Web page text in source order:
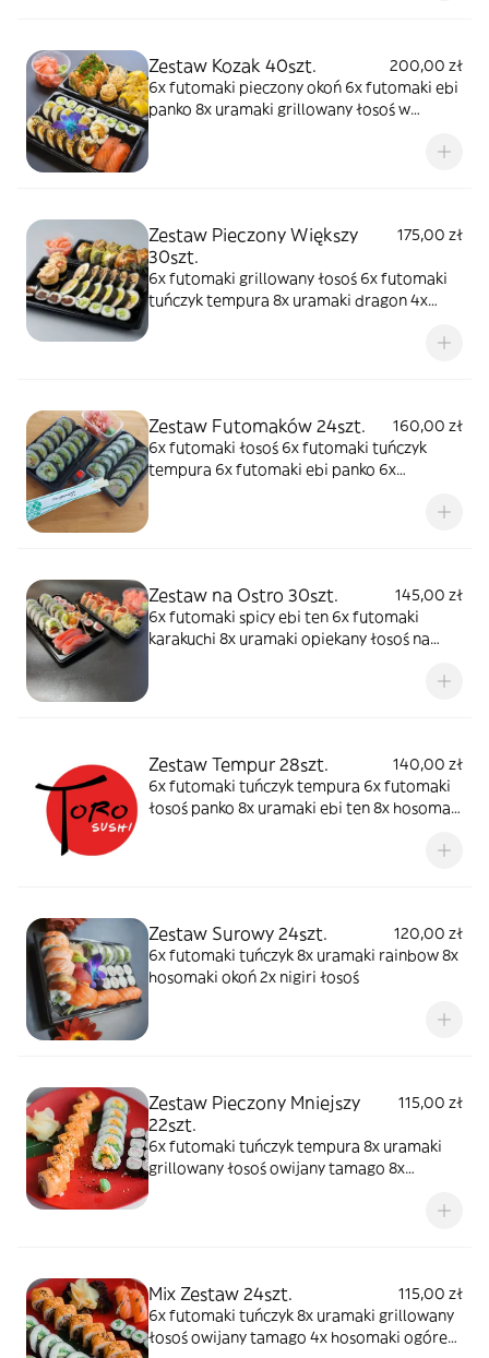
Zestaw Kozak 40szt.
200,00 zł
6x futomaki pieczony okoń 6x futomaki ebi
panko 8x uramaki grillowany łosoś w
Zestaw Pieczony Większy
30szt.
175,00 zł
6x futomaki grillowany łosoś 6x futomaki
tuńczyk tempura 8x uramaki dragon 4x
Zestaw Futomaków 24szt.
160,00 zł
6x futomaki łosoś 6x futomaki tuńczyk
tempura 6x futomaki ebi panko 6x
Zestaw na Ostro 30szt.
145,00 zł
6x futomaki spicy ebi ten 6x futomaki
karakuchi 8x uramaki opiekany łosoś na
Zestaw Tempur 28szt.
140,00 zł
6x futomaki tuńczyk tempura 6x futomaki
łosoś panko 8x uramaki ebi ten 8x hosomaki
Zestaw Surowy 24szt.
120,00 zł
6x futomaki tuńczyk 8x uramaki rainbow 8x
hosomaki okoń 2x nigiri łosoś
Zestaw Pieczony Mniejszy
22szt.
115,00 zł
6x futomaki tuńczyk tempura 8x uramaki
grillowany łosoś owijany tamago 8x
Mix Zestaw 24szt.
115,00 zł
6x futomaki tuńczyk 8x uramaki grillowany
łosoś owijany tamago 4x hosomaki ogórek